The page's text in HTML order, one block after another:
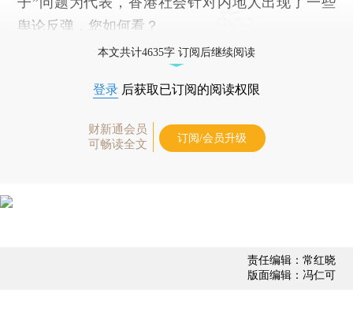
舆论反弹，您如何看？
本文共计4635字 订阅后继续阅读
登录 后获取已订阅的阅读权限
财新通会员
可畅读全文
订阅/会员升级
责任编辑：常红晓
版面编辑：冯仁可